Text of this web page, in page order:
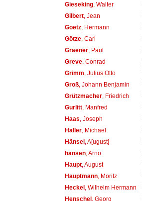
Gieseking, Walter
Gilbert, Jean
Goetz, Hermann
Götze, Carl
Graener, Paul
Greve, Conrad
Grimm , Julius Otto
Groß, Johann Benjamin
Grützmacher, Friedrich
Gurlitt, Manfred
Haas , Joseph
Haller, Michael
Hänsel, A[ugust]
hansen, Arno
Haupt, August
Hauptmann, Moritz
Heckel, Wilhelm Hermann
Henschel, Georg